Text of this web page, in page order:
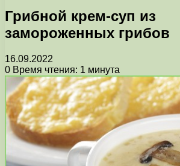
Грибной крем-суп из
замороженных грибов
16.09.2022
0 Время чтения: 1 минута